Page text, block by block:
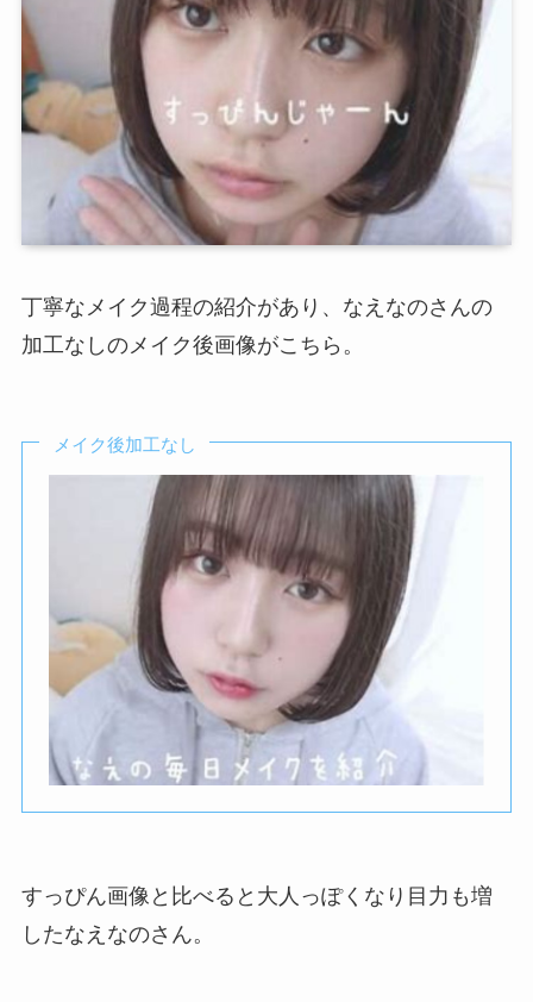
丁寧なメイク過程の紹介があり、なえなのさんの
加工なしのメイク後画像がこちら。
メイク後加工なし
すっぴん画像と比べると大人っぽくなり目力も増
したなえなのさん。